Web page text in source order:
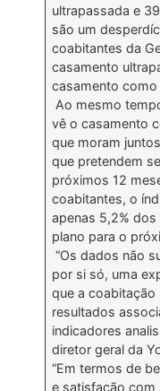
ultrapassada e
são um
coabitantes da
casamento
casamento
Ao mesmo
vê o casamento
que moram
que pretendem
próximos 12
coabitantes, o
apenas 5,2%
plano para o
“Os dados não
por si só, uma
que a
resultados
indicadores
diretor geral da
“Em termos de
e satisfação com